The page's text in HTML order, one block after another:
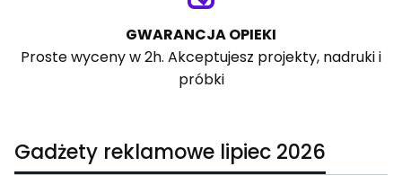
GWARANCJA OPIEKI
Proste wyceny w 2h. Akceptujesz projekty, nadruki i
próbki
Gadżety reklamowe lipiec 2026